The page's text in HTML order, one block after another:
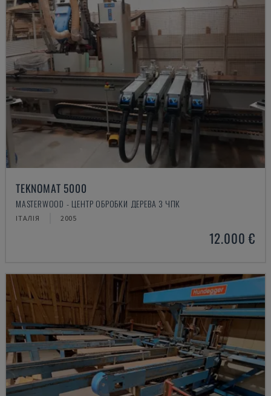
TEKNOMAT 5000
MASTERWOOD - ЦЕНТР ОБРОБКИ ДЕРЕВА З ЧПК
ІТАЛІЯ 2005
12.000 €